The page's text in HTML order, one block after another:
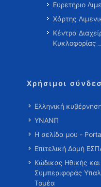
Ευρετήριο
Χάρτης
Κέντρα
Κυκλοφορίας
Χρήσιμοι
Ελληνική κυβέρνηση
ΥΝΑΝΠ
Η σελίδα μου -
Επιτελική Δομή
Κώδικας Ηθικής
Συμπεριφοράς
Τομέα